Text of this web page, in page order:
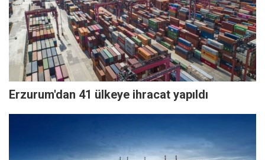
Erzurum'dan 41 ülkeye ihracat yapıldı